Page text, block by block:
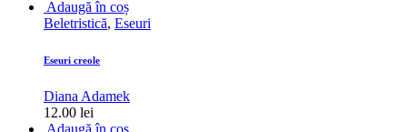
Adaugă în coș
Beletristică, Eseuri
Eseuri creole
Diana Adamek
12.00 lei